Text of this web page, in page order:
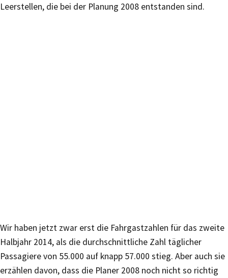
Leerstellen, die bei der Planung 2008 entstanden sind.
Wir haben jetzt zwar erst die Fahrgastzahlen für das zweite
Halbjahr 2014, als die durchschnittliche Zahl täglicher
Passagiere von 55.000 auf knapp 57.000 stieg. Aber auch sie
erzählen davon, dass die Planer 2008 noch nicht so richtig